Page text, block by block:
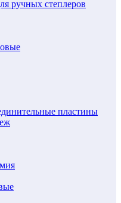
ручных степлеров
пластины